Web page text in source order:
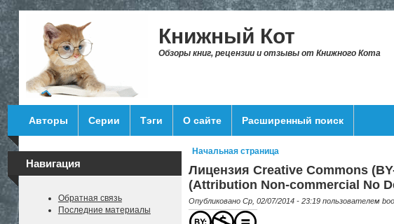
Перейти к основному содержанию
Книжный Кот
Обзоры книг, рецензии и отзывы от Книжного Кота
Авторы Серии Тэги О сайте Расширенный поиск
Навигация
Обратная связь
Последние материалы
Вы здесь
Начальная страница
Лицензия Creative Commons
(Attribution Non-commercial No
Опубликовано Ср, 02/07/2014 - 23:19 пользователем